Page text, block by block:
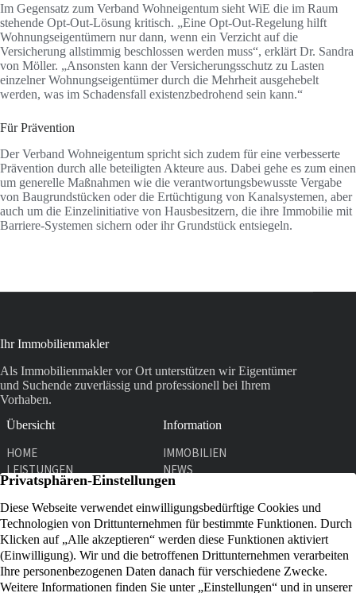
Im Gegensatz zum Verband Wohneigentum sieht WiE die im Raum
stehende Opt-Out-Lösung kritisch. „Eine Opt-Out-Regelung hilft
Wohnungseigentümern nur dann, wenn ein Verzicht auf die
Versicherung allstimmig beschlossen werden muss“, erklärt Dr. Sandra
von Möller. „Ansonsten kann der Versicherungsschutz zu Lasten
einzelner Wohnungseigentümer durch die Mehrheit ausgehebelt
werden, was im Schadensfall existenzbedrohend sein kann.“
Für Prävention
Der Verband Wohneigentum spricht sich zudem für eine verbesserte
Prävention durch alle beteiligten Akteure aus. Dabei gehe es zum einen
um generelle Maßnahmen wie die verantwortungsbewusste Vergabe
von Baugrundstücken oder die Ertüchtigung von Kanalsystemen, aber
auch um die Einzelinitiative von Hausbesitzern, die ihre Immobilie mit
Barriere-Systemen sichern oder ihr Grundstück entsiegeln.
Ihr Immobilienmakler
Als Immobilienmakler vor Ort unterstützen wir Eigentümer
und Suchende zuverlässig und professionell bei Ihrem
Vorhaben.
Übersicht
HOME
LEISTUNGEN
UNTERNEHMEN
Information
IMMOBILIEN
NEWS
KONTAKT
Kontakt
Graf-Adolf-Str. 31
51429 Bergisch Gladbach